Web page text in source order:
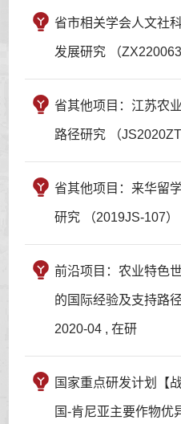
省市相关学会人文社
发展研究 （
省其他项目：江苏农
路径研究 （
省其他项目：来华留
研究 （2019JS-107
前沿项目：农业特色
的国际经验及支持路
2020-04 , 在研
国家重点研发计划【
国-肯尼亚主要作物优